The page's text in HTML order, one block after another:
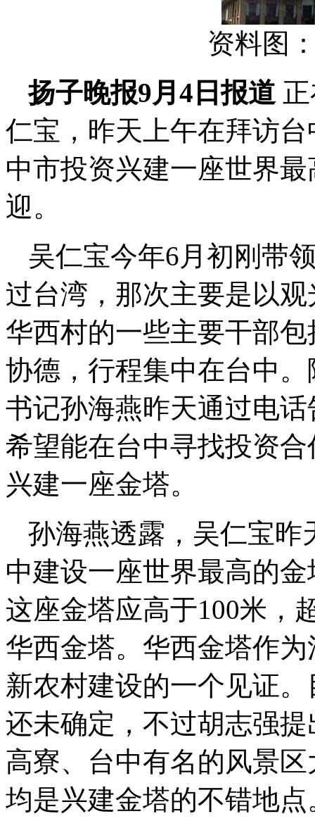
资料图
扬子晚报9月4日报道
仁宝，昨天上午在拜访
中市投资兴建一座世界
迎。
吴仁宝今年6月初刚带
过台湾，那次主要是以
华西村的一些主要干部
协德，行程集中在台中
书记孙海燕昨天通过电
希望能在台中寻找投资
兴建一座金塔。
孙海燕透露，吴仁宝昨
中建设一座世界最高的
这座金塔应高于100米，
华西金塔。华西金塔作
新农村建设的一个见证
还未确定，不过胡志强
高寮、台中有名的风景
均是兴建金塔的不错地